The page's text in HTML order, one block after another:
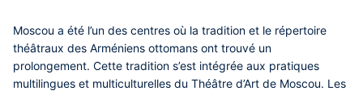
Moscou a été l’un des centres où la tradition et le répertoire
théâtraux des Arméniens ottomans ont trouvé un
prolongement. Cette tradition s’est intégrée aux pratiques
multilingues et multiculturelles du Théâtre d’Art de Moscou. Les